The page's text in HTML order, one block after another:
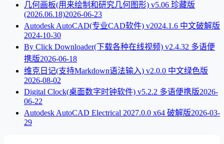
几何画板(用来绘制和研究几何图形) v5.06 珍藏版
(2026.06.18)2026-06-23
Autodesk AutoCAD(专业CAD软件) v2024.1.6 中文破解版
2024-10-30
By Click Downloader(下载各种在线视频) v2.4.32 多语便
携版2026-06-18
维克日记(支持Markdown语法输入) v2.0.0 中文绿色版
2026-08-02
Digital Clock(桌面数字时钟软件) v5.2.2 多语便携版2026-
06-22
Autodesk AutoCAD Electrical 2027.0.0 x64 破解版2026-03-
29